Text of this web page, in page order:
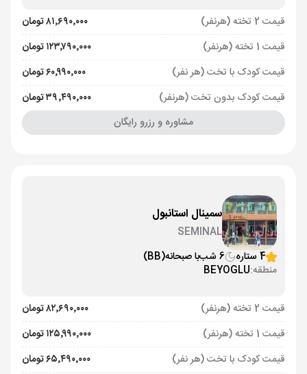
قیمت 2 تخته (هرنفر)
۸۱٬۶۹۰٬۰۰۰ تومان
قیمت 1 تخته (هرنفر)
۱۲۳٬۷۹۰٬۰۰۰ تومان
قیمت کودک با تخت (هر نفر)
۶۰٬۹۹۰٬۰۰۰ تومان
قیمت کودک بدون تخت (هرنفر)
۳۹٬۴۹۰٬۰۰۰ تومان
مشاوره و رزرو رایگان
سمینال استانبول
SEMINAL
4 ستاره
6 شب با صبحانه(BB)
منطقه:BEYOGLU
قیمت 2 تخته (هرنفر)
۸۲٬۶۹۰٬۰۰۰ تومان
قیمت 1 تخته (هرنفر)
۱۲۵٬۹۹۰٬۰۰۰ تومان
قیمت کودک با تخت (هر نفر)
۶۵٬۴۹۰٬۰۰۰ تومان